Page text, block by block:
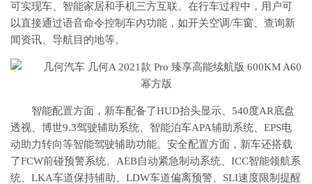
可实现车、智能家居和手机三方互联。在行车过程中，用户可
以直接通过语音命令控制车内功能，如开关空调/车窗、查询新
闻资讯、导航目的地等。
智能配置方面，新车配备了HUD抬头显示、540度AR底盘
透视、博世9.3驾驶辅助系统、智能泊车APA辅助系统、EPS电
动助力转向等智能驾驶辅助功能。安全配置方面，新车还搭载
了FCW前碰预警系统、AEB自动紧急制动系统、ICC智能领航系
统、LKA车道保持辅助、LDW车道偏离预警、SLI速度限制提醒